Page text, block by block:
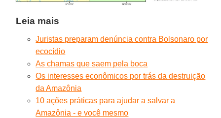
Leia mais
Juristas preparam denúncia contra Bolsonaro por
ecocídio
As chamas que saem pela boca
Os interesses econômicos por trás da destruição
da Amazônia
10 ações práticas para ajudar a salvar a
Amazônia - e você mesmo